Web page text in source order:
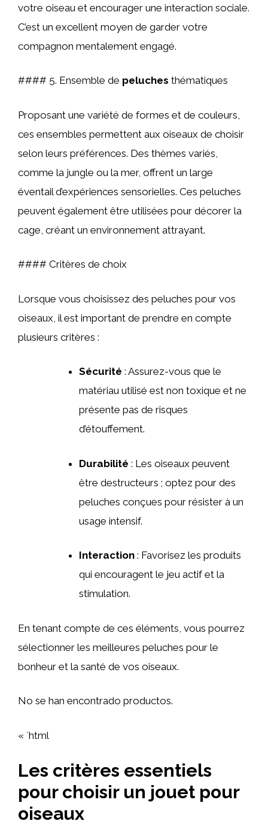
votre oiseau et encourager une interaction sociale.
C’est un excellent moyen de garder votre
compagnon mentalement engagé.
#### 5. Ensemble de peluches thématiques
Proposant une variété de formes et de couleurs,
ces ensembles permettent aux oiseaux de choisir
selon leurs préférences. Des thèmes variés,
comme la jungle ou la mer, offrent un large
éventail d’expériences sensorielles. Ces peluches
peuvent également être utilisées pour décorer la
cage, créant un environnement attrayant.
#### Critères de choix
Lorsque vous choisissez des peluches pour vos
oiseaux, il est important de prendre en compte
plusieurs critères :
Sécurité : Assurez-vous que le
matériau utilisé est non toxique et ne
présente pas de risques
d’étouffement.
Durabilité : Les oiseaux peuvent
être destructeurs ; optez pour des
peluches conçues pour résister à un
usage intensif.
Interaction : Favorisez les produits
qui encouragent le jeu actif et la
stimulation.
En tenant compte de ces éléments, vous pourrez
sélectionner les meilleures peluches pour le
bonheur et la santé de vos oiseaux.
No se han encontrado productos.
« `html
Les critères essentiels
pour choisir un jouet pour
oiseaux